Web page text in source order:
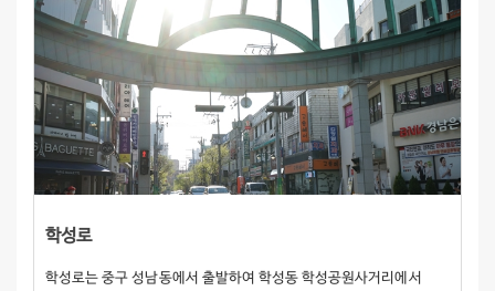
학성로
학성로는 중구 성남동에서 출발하여 학성동 학성공원사거리에서